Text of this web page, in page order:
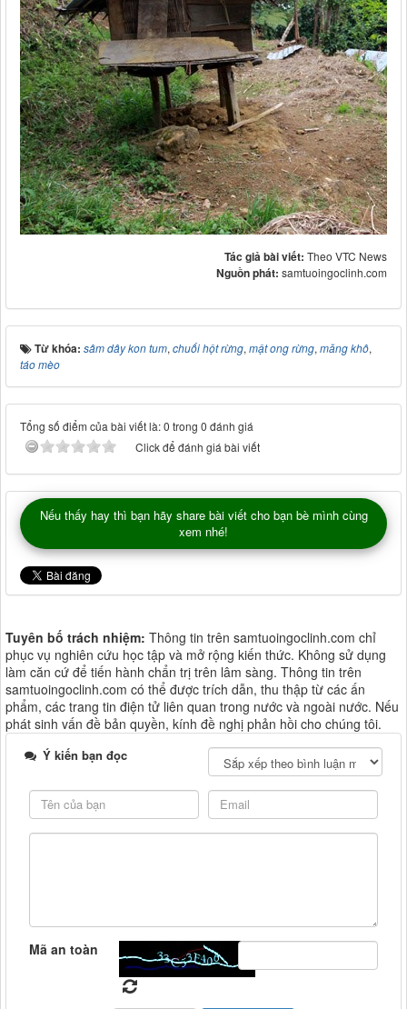
Tác giả bài viết: Theo VTC News
Nguồn phát: samtuoingoclinh.com
Từ khóa: sâm dây kon tum, chuối hột rừng, mật ong rừng, măng khô,
táo mèo
Tổng số điểm của bài viết là: 0 trong 0 đánh giá
Click để đánh giá bài viết
Nếu thấy hay thì bạn hãy share bài viết cho bạn bè mình cùng
xem nhé!
Tuyên bố trách nhiệm: Thông tin trên samtuoingoclinh.com chỉ
phục vụ nghiên cứu học tập và mở rộng kiến thức. Không sử dụng
làm căn cứ để tiến hành chẩn trị trên lâm sàng. Thông tin trên
samtuoingoclinh.com có thể được trích dẫn, thu thập từ các ấn
phẩm, các trang tin điện tử liên quan trong nước và ngoài nước. Nếu
phát sinh vấn đề bản quyền, kính đề nghị phản hồi cho chúng tôi.
Ý kiến bạn đọc
Mã an toàn